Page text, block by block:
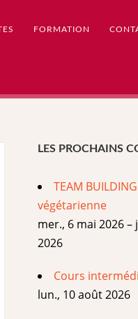
FORMATION
LES PROCHAINS
TEAM
végétarienne
mer., 6 mai 2026
2026
Cours
lun., 10 août 2026